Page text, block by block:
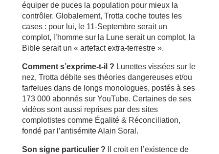
équiper de puces la population pour mieux la
contrôler. Globalement, Trotta coche toutes les
cases : pour lui, le 11-Septembre serait un
complot, l’homme sur la Lune serait un complot, la
Bible serait un « artefact extra-terrestre ».
Comment s’exprime-t-il ? Lunettes vissées sur le
nez, Trotta débite ses théories dangereuses et/ou
farfelues dans de longs monologues, postés à ses
173 000 abonnés sur YouTube. Certaines de ses
vidéos sont aussi reprises par des sites
complotistes comme Égalité & Réconciliation,
fondé par l’antisémite Alain Soral.
Son signe particulier ? Il croit en l’existence de